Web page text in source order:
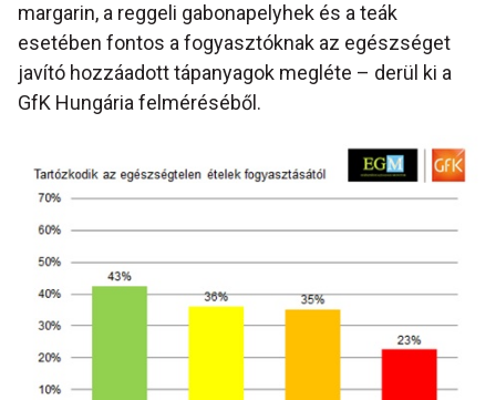
margarin, a reggeli gabonapelyhek és a teák
esetében fontos a fogyasztóknak az egészséget
javító hozzáadott tápanyagok megléte – derül ki a
GfK Hungária felméréséből.